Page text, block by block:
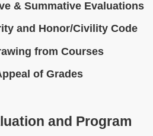
& Summative Evaluations
and Honor/Civility Code
from Courses
of Grades
and Program